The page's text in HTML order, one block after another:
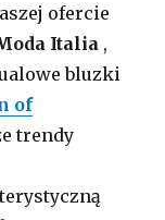
ofercie
Italia ,
bluzki
of
trendy